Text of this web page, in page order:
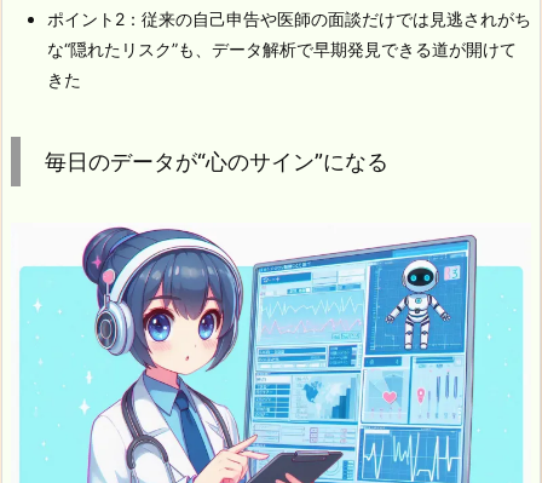
ポイント2：従来の自己申告や医師の面談だけでは見逃されがち
な“隠れたリスク”も、データ解析で早期発見できる道が開けて
きた
毎日のデータが“心のサイン”になる